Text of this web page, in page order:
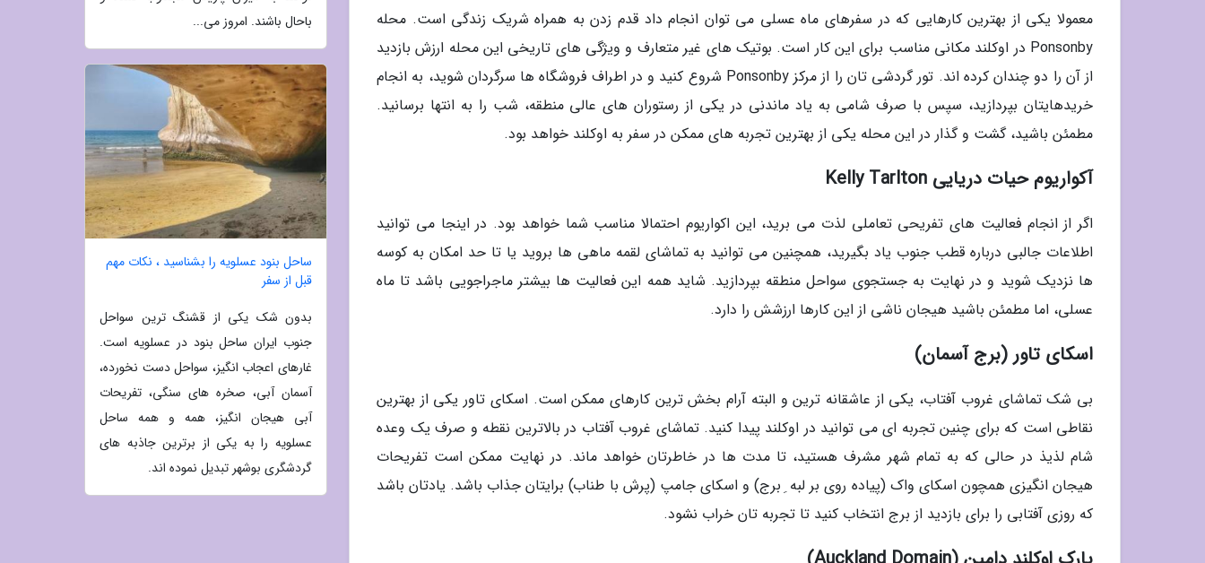
معمولا یکی از بهترین کارهایی که در سفرهای ماه عسلی می توان انجام داد قدم زدن به همراه شریک زندگی است. محله
Ponsonby در اوکلند مکانی مناسب برای این کار است. بوتیک های غیر متعارف و ویژگی های تاریخی این محله ارزش بازدید
از آن را دو چندان کرده اند. تور گردشی تان را از مرکز Ponsonby شروع کنید و در اطراف فروشگاه ها سرگردان شوید، به انجام
خریدهایتان بپردازید، سپس با صرف شامی به یاد ماندنی در یکی از رستوران های عالی منطقه، شب را به انتها برسانید.
مطمئن باشید، گشت و گذار در این محله یکی از بهترین تجربه های ممکن در سفر به اوکلند خواهد بود.
آکواریوم حیات دریایی Kelly Tarlton
اگر از انجام فعالیت های تفریحی تعاملی لذت می برید، این اکواریوم احتمالا مناسب شما خواهد بود. در اینجا می توانید
اطلاعات جالبی درباره قطب جنوب یاد بگیرید، همچنین می توانید به تماشای لقمه ماهی ها بروید یا تا حد امکان به کوسه
ها نزدیک شوید و در نهایت به جستجوی سواحل منطقه بپردازید. شاید همه این فعالیت ها بیشتر ماجراجویی باشد تا ماه
عسلی، اما مطمئن باشید هیجان ناشی از این کارها ارزشش را دارد.
اسکای تاور (برج آسمان)
بی شک تماشای غروب آفتاب، یکی از عاشقانه ترین و البته آرام بخش ترین کارهای ممکن است. اسکای تاور یکی از بهترین
نقاطی است که برای چنین تجربه ای می توانید در اوکلند پیدا کنید. تماشای غروب آفتاب در بالاترین نقطه و صرف یک وعده
شام لذیذ در حالی که به تمام شهر مشرف هستید، تا مدت ها در خاطرتان خواهد ماند. در نهایت ممکن است تفریحات
هیجان انگیزی همچون اسکای واک (پیاده روی بر لبه ِ برج) و اسکای جامپ (پرش با طناب) برایتان جذاب باشد. یادتان باشد
که روزی آفتابی را برای بازدید از برج انتخاب کنید تا تجربه تان خراب نشود.
باحال باشند. امروز می...
ساحل بنود عسلویه را بشناسید ، نکات مهم
قبل از سفر
بدون شک یکی از قشنگ ترین سواحل
جنوب ایران ساحل بنود در عسلویه است.
غارهای اعجاب انگیز، سواحل دست نخورده،
آسمان آبی، صخره های سنگی، تفریحات
آبی هیجان انگیز، همه و همه ساحل
عسلویه را به یکی از برترین جاذبه های
گردشگری بوشهر تبدیل نموده اند.